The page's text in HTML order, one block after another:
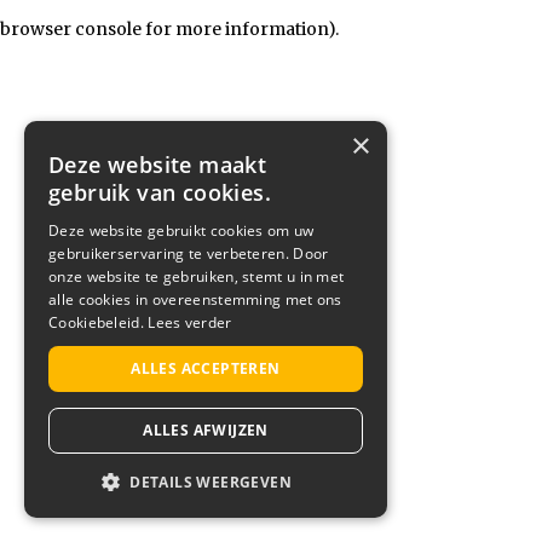
browser console for more information).
×
Deze website maakt
gebruik van cookies.
Deze website gebruikt cookies om uw
gebruikerservaring te verbeteren. Door
onze website te gebruiken, stemt u in met
alle cookies in overeenstemming met ons
Cookiebeleid. Lees verder
ALLES ACCEPTEREN
ALLES AFWIJZEN
DETAILS WEERGEVEN
STRIKT NOODZAKELIJK